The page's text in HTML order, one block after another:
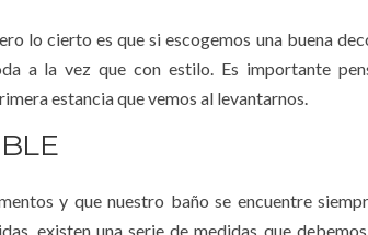
lo cierto es que si escogemos una buena
a la vez que con estilo. Es importante
estancia que vemos al levantarnos.
y que nuestro baño se encuentre
existen una serie de medidas que